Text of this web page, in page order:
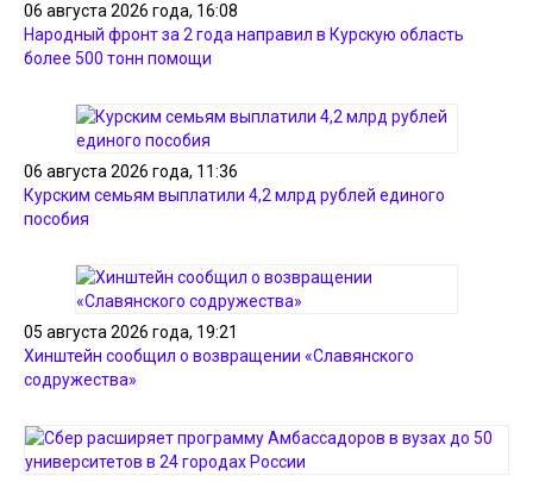
06 августа 2026 года, 16:08
Народный фронт за 2 года направил в Курскую область
более 500 тонн помощи
06 августа 2026 года, 11:36
Курским семьям выплатили 4,2 млрд рублей единого
пособия
05 августа 2026 года, 19:21
Хинштейн сообщил о возвращении «Славянского
содружества»